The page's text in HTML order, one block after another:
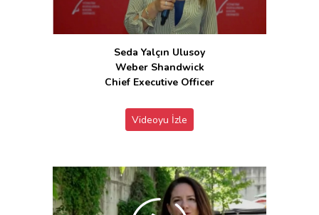
Seda Yalçın Ulusoy
Weber Shandwick
Chief Executive Officer
Videoyu İzle